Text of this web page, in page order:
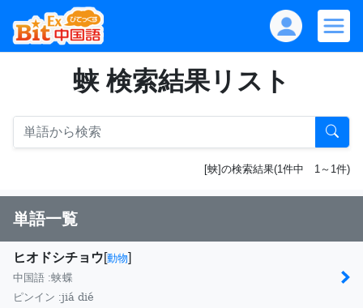
蛱 検索結果リスト
[蛱]の検索結果(1件中 1～1件)
単語一覧
ヒオドシチョウ[動物]
中国語 :蛱蝶
ピンイン :jiá dié